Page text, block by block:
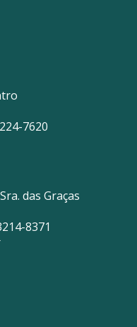
7620
das Graças
8371